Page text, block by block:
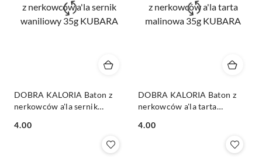
DOBRA KALORIA Baton z
nerkowców a'la sernik
Cena:
4.00
DOBRA KALORIA Baton z
nerkowców a'la tarta
Cena:
4.00